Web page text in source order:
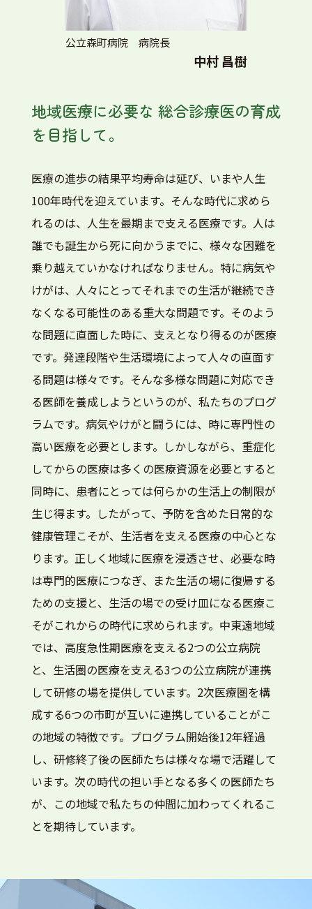
公立森町病院 病院長
中村 昌樹
地域医療に必要な 総合診療医の育成
を目指して。
医療の進歩の結果平均寿命は延び、いまや人生
100年時代を迎えています。そんな時代に求めら
れるのは、人生を最期まで支える医療です。人は
誰でも誕生から死に向かうまでに、様々な困難を
乗り越えていかなければなりません。特に病気や
けがは、人々にとってそれまでの生活が継続でき
なくなる可能性のある重大な問題です。そのよう
な問題に直面した時に、支えとなり得るのが医療
です。発達段階や生活環境によって人々の直面す
る問題は様々です。そんな多様な問題に対応でき
る医師を養成しようというのが、私たちのプログ
ラムです。病気やけがと闘うには、時に専門性の
高い医療を必要とします。しかしながら、重症化
してからの医療は多くの医療資源を必要とすると
同時に、患者にとっては何らかの生活上の制限が
生じ得ます。したがって、予防を含めた日常的な
健康管理こそが、生活者を支える医療の中心とな
ります。正しく地域に医療を浸透させ、必要な時
は専門的医療につなぎ、また生活の場に復帰する
ための支援と、生活の場での受け皿になる医療こ
そがこれからの時代に求められます。中東遠地域
では、高度急性期医療を支える2つの公立病院
と、生活圏の医療を支える3つの公立病院が連携
して研修の場を提供しています。2次医療圏を構
成する6つの市町が互いに連携していることがこ
の地域の特徴です。プログラム開始後12年経過
し、研修終了後の医師たちは様々な場で活躍して
います。次の時代の担い手となる多くの医師たち
が、この地域で私たちの仲間に加わってくれるこ
とを期待しています。